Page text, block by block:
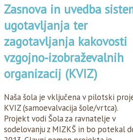
Zasnova in uvedba
ugotavljanja ter
zagotavljanja kakovosti
vzgojno-izobraževalnih
organizacij (KVIZ)
Naša šola je vključena v pilotski
KVIZ (samoevalvacija šole/vrtca).
Projekt vodi Šola za ravnatelje v
sodelovanju z MIZKŠ in bo potekal